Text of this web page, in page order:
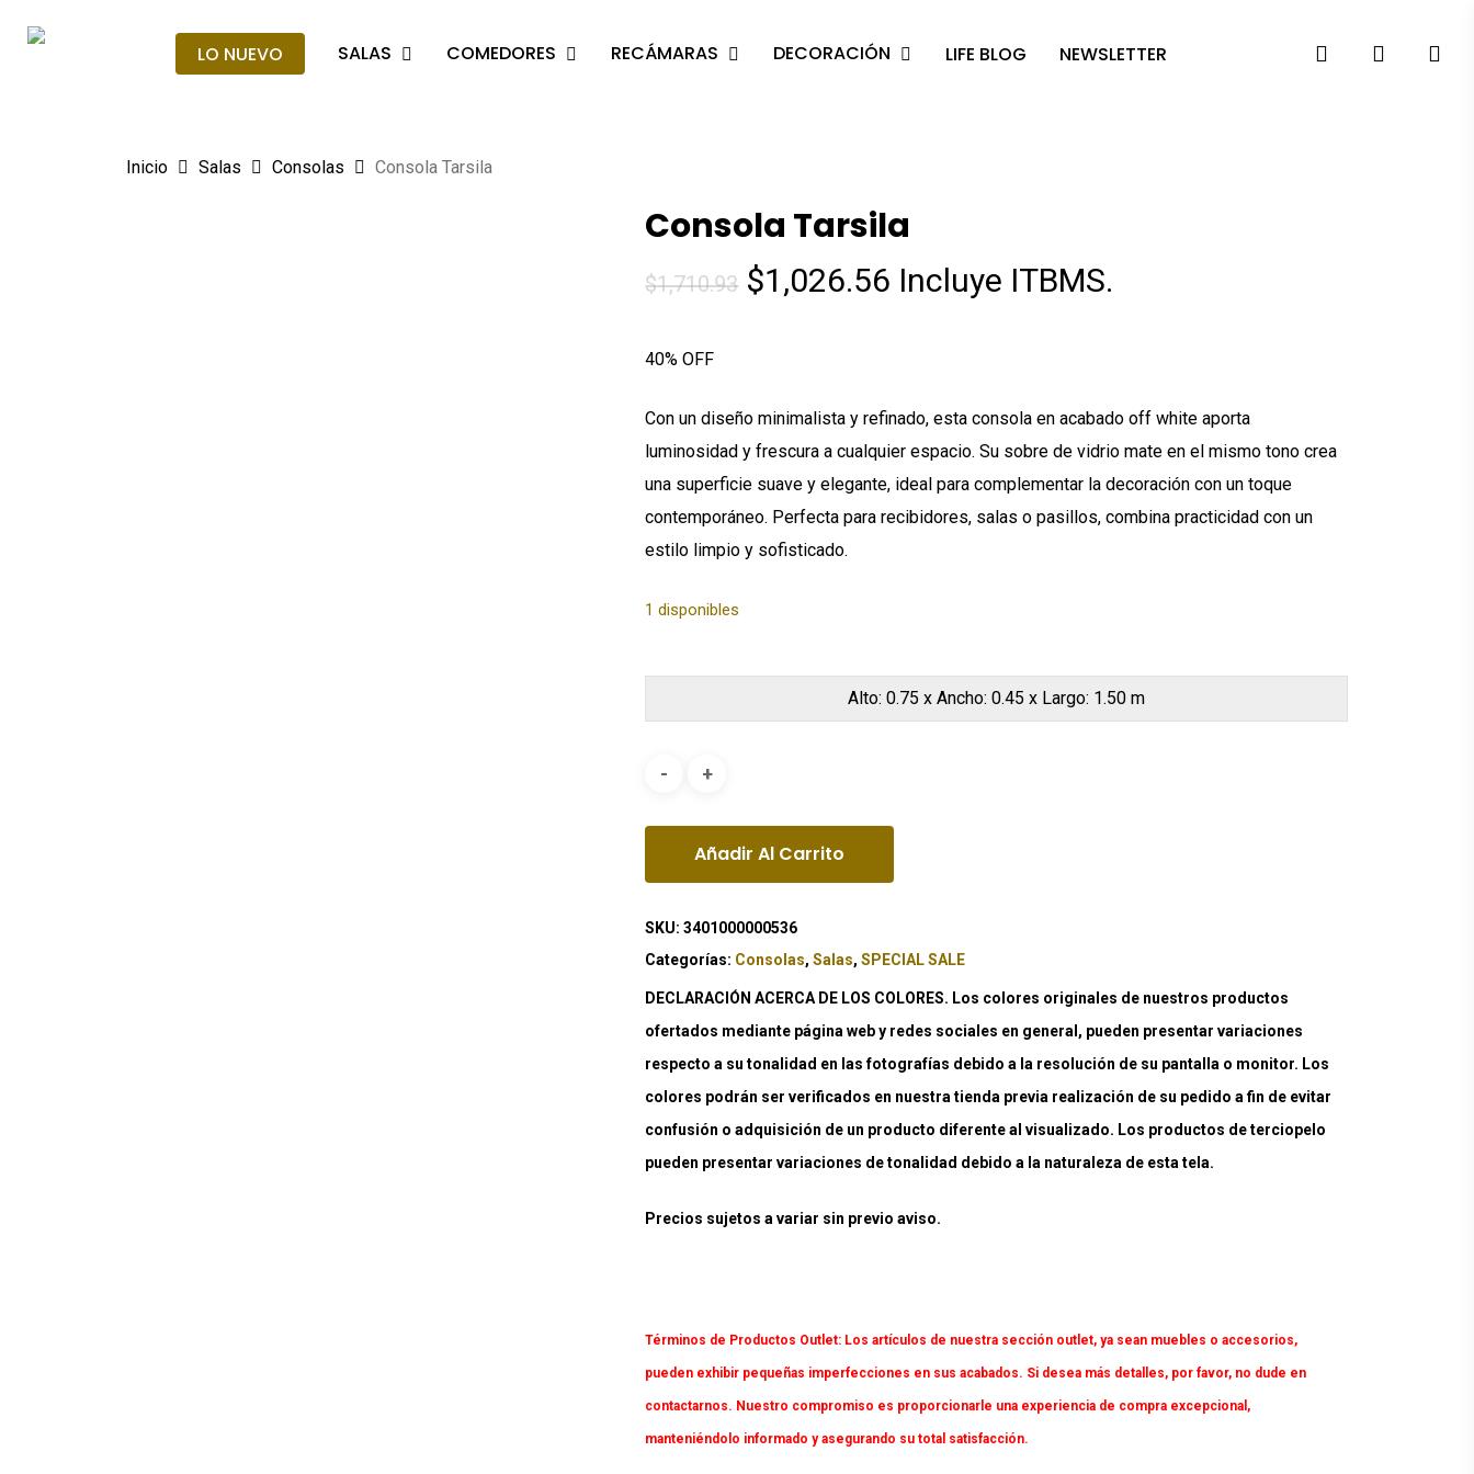
LO NUEVO SALAS COMEDORES RECÁMARAS DECORACIÓN LIFE BLOG NEWSLETTER search account
Inicio Salas Consolas Consola Tarsila
Consola Tarsila
$1,710.93 El
$1,710.93.
$1,026.56 El
$1,026.56.
Incluye ITBMS.
40% OFF
Con un diseño minimalista y refinado, esta consola en acabado off white aporta
luminosidad y frescura a cualquier espacio. Su sobre de vidrio mate en el mismo tono crea
una superficie suave y elegante, ideal para complementar la decoración con un toque
contemporáneo. Perfecta para recibidores, salas o pasillos, combina practicidad con un
estilo limpio y sofisticado.
1 disponibles
Alto: 0.75 x Ancho: 0.45 x Largo: 1.50 m
Añadir Al Carrito
SKU:3401000000536
Categorías: Consolas,Salas,SPECIAL SALE
DECLARACIÓN ACERCA DE LOS COLORES. Los colores originales de nuestros productos
ofertados mediante página web y redes sociales en general, pueden presentar variaciones
respecto a su tonalidad en las fotografías debido a la resolución de su pantalla o monitor. Los
colores podrán ser verificados en nuestra tienda previa realización de su pedido a fin de evitar
confusión o adquisición de un producto diferente al visualizado. Los productos de terciopelo
pueden presentar variaciones de tonalidad debido a la naturaleza de esta tela.
Precios sujetos a variar sin previo aviso.
Términos de Productos Outlet: Los artículos de nuestra sección outlet, ya sean muebles o accesorios,
pueden exhibir pequeñas imperfecciones en sus acabados. Si desea más detalles, por favor, no dude en
contactarnos. Nuestro compromiso es proporcionarle una experiencia de compra excepcional,
manteniéndolo informado y asegurando su total satisfacción.